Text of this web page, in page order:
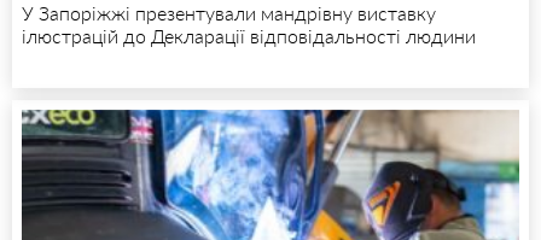
У Запоріжжі презентували мандрівну виставку
ілюстрацій до Декларації відповідальності людини